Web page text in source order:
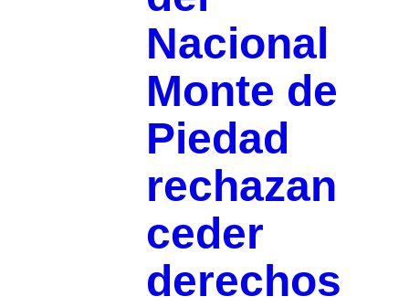
Nacional
Monte de
Piedad
rechazan
ceder
derechos